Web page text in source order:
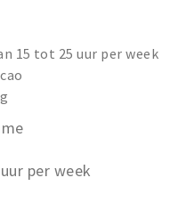
15 tot 25 uur per week
per week